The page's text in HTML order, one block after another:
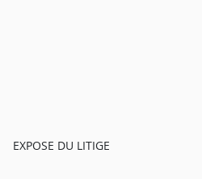
EXPOSE DU LITIGE